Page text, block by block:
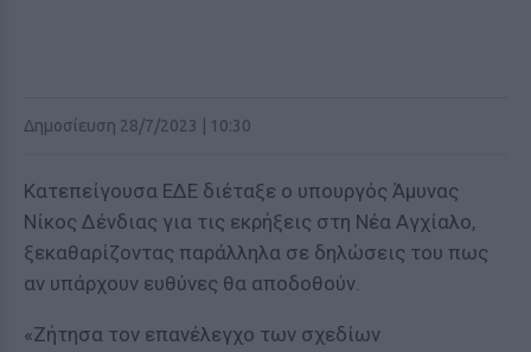
Δημοσίευση 28/7/2023 | 10:30
Κατεπείγουσα ΕΔΕ διέταξε ο υπουργός Άμυνας
Νίκος Δένδιας για τις εκρήξεις στη Νέα Αγχίαλο,
ξεκαθαρίζοντας παράλληλα σε δηλώσεις του πως
αν υπάρχουν ευθύνες θα αποδοθούν.
«Ζήτησα τον επανέλεγχο των σχεδίων